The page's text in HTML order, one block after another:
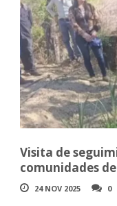
Visita de
comunidades
24 NOV 2025 0